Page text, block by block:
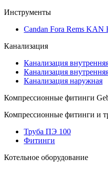
Инструменты
Candan Fora Rems KAN
Канализация
Канализация
Канализация
Канализация наружная
Компрессионные фитинги
Компрессионные фитинги и
Труба ПЭ 100
Фитинги
Котельное оборудование